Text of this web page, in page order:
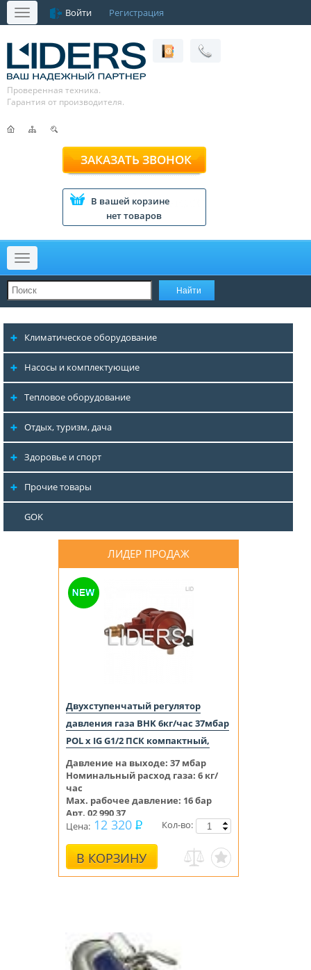
Меню Войти Регистрация
Проверенная техника.
Гарантия от производителя.
ЗАКАЗАТЬ ЗВОНОК
В вашей корзине
нет товаров
Меню
Климатическое оборудование
Насосы и комплектующие
Тепловое оборудование
Отдых, туризм, дача
Здоровье и спорт
Прочие товары
GOK
ЛИДЕР ПРОДАЖ
Двухступенчатый регулятор
давления газа BHK 6кг/час 37мбар
POL x IG G1/2 ПСК компактный,
Давление на выходе: 37 мбар
Номинальный расход газа: 6 кг/
час
Max. рабочее давление: 16 бар
Арт. 02 990 37
Цена: 12 320
В КОРЗИНУ
Кол-во: